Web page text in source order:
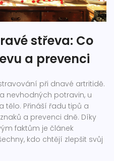
střeva: Co
a prevenci
při dnavé artritidě.
nevhodných potravin, u
tělo. Přináší řadu tipů a
a prevenci dně. Díky
faktům je článek
kdo chtějí zlepšit svůj